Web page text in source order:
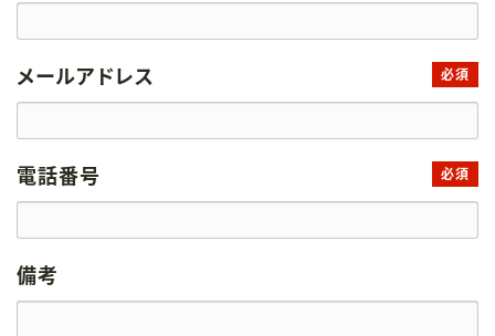
メールアドレス 必須
電話番号 必須
備考